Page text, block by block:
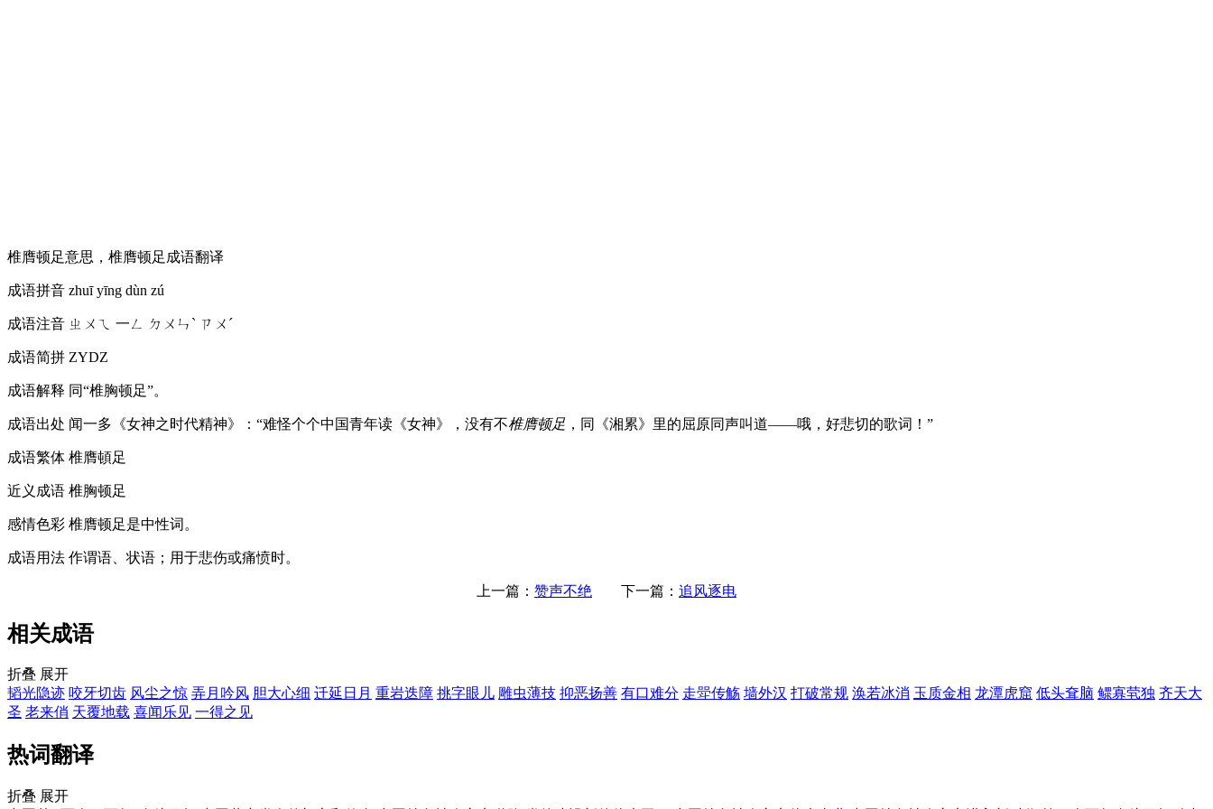
椎膺顿足意思，椎膺顿足成语翻译
成语拼音 zhuī yīng dùn zú
成语注音 ㄓㄨㄟ 一ㄥ ㄉㄨㄣˋ ㄗㄨˊ
成语简拼 ZYDZ
成语解释 同“椎胸顿足”。
成语出处 闻一多《女神之时代精神》：“难怪个个中国青年读《女神》，没有不椎膺顿足 ，同《湘累》里的屈原同声叫道——哦，好悲切的歌词！”
成语繁体 椎膺頓足
近义成语 椎胸顿足
感情色彩 椎膺顿足是中性词。
成语用法 作谓语、状语；用于悲伤或痛愤时。
上一篇： 赞声不绝 下一篇： 追风逐电
相关成语
折叠 展开
韬光隐迹 咬牙切齿 风尘之惊 弄月吟风 胆大心细 迁延日月 重岩迭障 挑字眼儿 雕虫薄技 抑恶扬善 有口难分 走斝传觞 墙外汉 打破常规 涣若冰消 玉质金相 龙潭虎窟 低头耷脑 鳏寡茕独 齐天大
圣 老来俏 天覆地载 喜闻乐见 一得之见
热词翻译
折叠 展开